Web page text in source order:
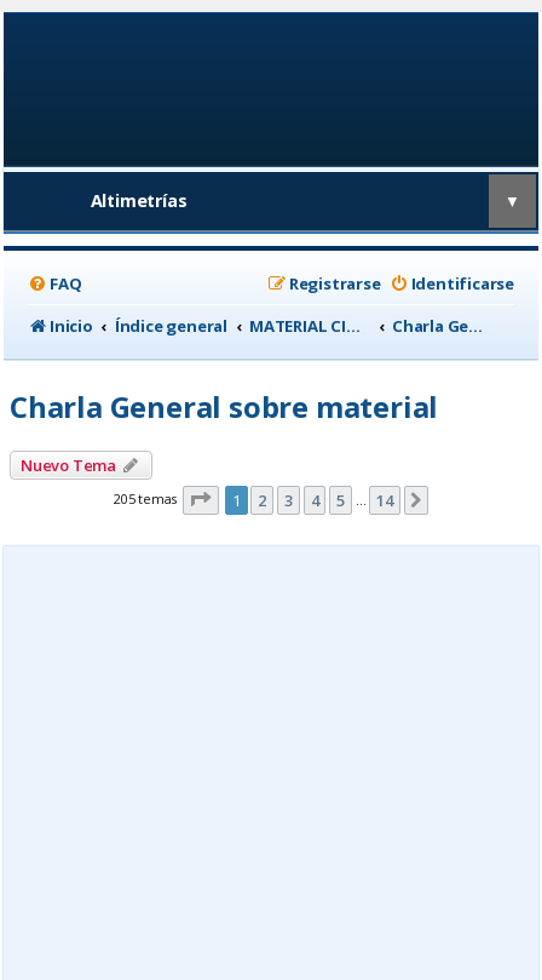
Altimetrías ▼
FAQ Identificarse
Registrarse
Inicio
Índice general MATERIAL CICLISTA Charla General sobre material
Charla General sobre material
Nuevo Tema
205 temas Página de 14
1 2 3 4 5 … 14